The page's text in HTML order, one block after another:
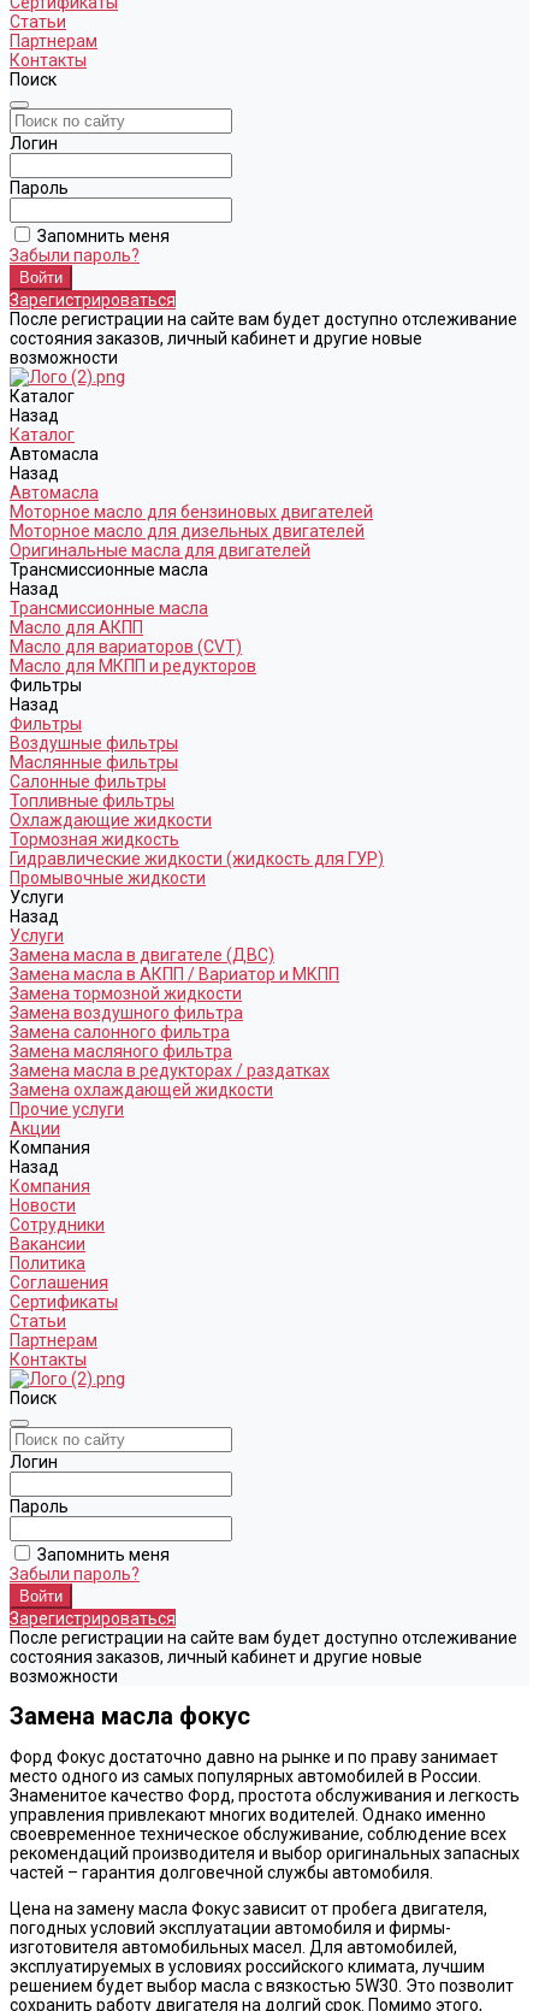
Статьи
Партнерам
Контакты
Поиск
Логин
Пароль
Запомнить меня
Забыли пароль?
Зарегистрироваться
После регистрации на сайте вам будет доступно отслеживание
состояния заказов, личный кабинет и другие новые
возможности
Каталог
Назад
Каталог
Автомасла
Назад
Автомасла
Моторное масло для бензиновых двигателей
Моторное масло для дизельных двигателей
Оригинальные масла для двигателей
Трансмиссионные масла
Назад
Трансмиссионные масла
Масло для АКПП
Масло для вариаторов (CVT)
Масло для МКПП и редукторов
Фильтры
Назад
Фильтры
Воздушные фильтры
Маслянные фильтры
Салонные фильтры
Топливные фильтры
Охлаждающие жидкости
Тормозная жидкость
Гидравлические жидкости (жидкость для ГУР)
Промывочные жидкости
Услуги
Назад
Услуги
Замена масла в двигателе (ДВС)
Замена масла в АКПП / Вариатор и МКПП
Замена тормозной жидкости
Замена воздушного фильтра
Замена салонного фильтра
Замена масляного фильтра
Замена масла в редукторах / раздатках
Замена охлаждающей жидкости
Прочие услуги
Акции
Компания
Назад
Компания
Новости
Сотрудники
Вакансии
Политика
Соглашения
Сертификаты
Статьи
Партнерам
Контакты
Поиск
Логин
Пароль
Запомнить меня
Забыли пароль?
Зарегистрироваться
После регистрации на сайте вам будет доступно отслеживание
состояния заказов, личный кабинет и другие новые
возможности
Замена масла фокус
Форд Фокус достаточно давно на рынке и по праву занимает
место одного из самых популярных автомобилей в России.
Знаменитое качество Форд, простота обслуживания и легкость
управления привлекают многих водителей. Однако именно
своевременное техническое обслуживание, соблюдение всех
рекомендаций производителя и выбор оригинальных запасных
частей – гарантия долговечной службы автомобиля.
Цена на замену масла Фокус зависит от пробега двигателя,
погодных условий эксплуатации автомобиля и фирмы-
изготовителя автомобильных масел. Для автомобилей,
эксплуатируемых в условиях российского климата, лучшим
решением будет выбор масла с вязкостью 5W30. Это позволит
сохранить работу двигателя на долгий срок. Помимо этого,